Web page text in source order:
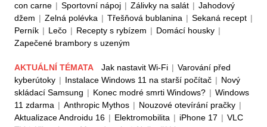
con carne | Sportovní nápoj | Zálivky na salát | Jahodový
džem | Zelná polévka | Třešňová bublanina | Sekaná recept |
Perník | Lečo | Recepty s rybízem | Domácí housky |
Zapečené brambory s uzeným
AKTUÁLNÍ TÉMATA Jak nastavit Wi-Fi | Varování před
kyberútoky | Instalace Windows 11 na starší počítač | Nový
skládací Samsung | Konec modré smrti Windows? | Windows
11 zdarma | Anthropic Mythos | Nouzové otevírání pračky |
Aktualizace Androidu 16 | Elektromobilita | iPhone 17 | VLC